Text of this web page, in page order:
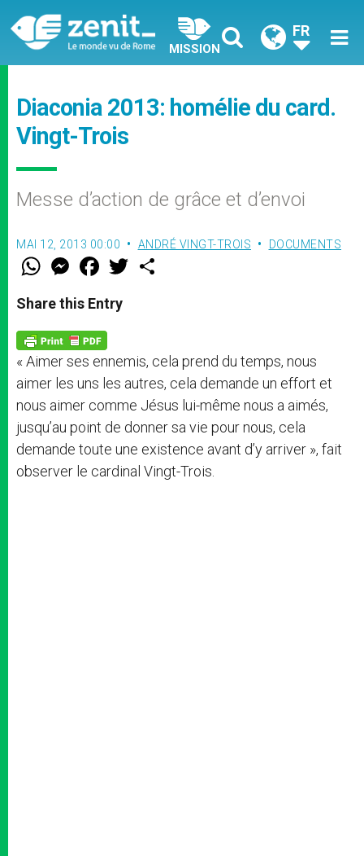
MISSION
FR
Diaconia 2013: homélie du card.
Vingt-Trois
Messe d’action de grâce et d’envoi
MAI 12, 2013 00:00 ANDRÉ VINGT-TROIS DOCUMENTS
W
t
s
p
p
M
e
s
e
g
e
r
F
a
e
b
o
k
w
Share this Entry
« Aimer ses ennemis, cela prend du temps, nous
aimer les uns les autres, cela demande un effort et
nous aimer comme Jésus lui-même nous a aimés,
jusqu’au point de donner sa vie pour nous, cela
demande toute une existence avant d’y arriver », fait
observer le cardinal Vingt-Trois.